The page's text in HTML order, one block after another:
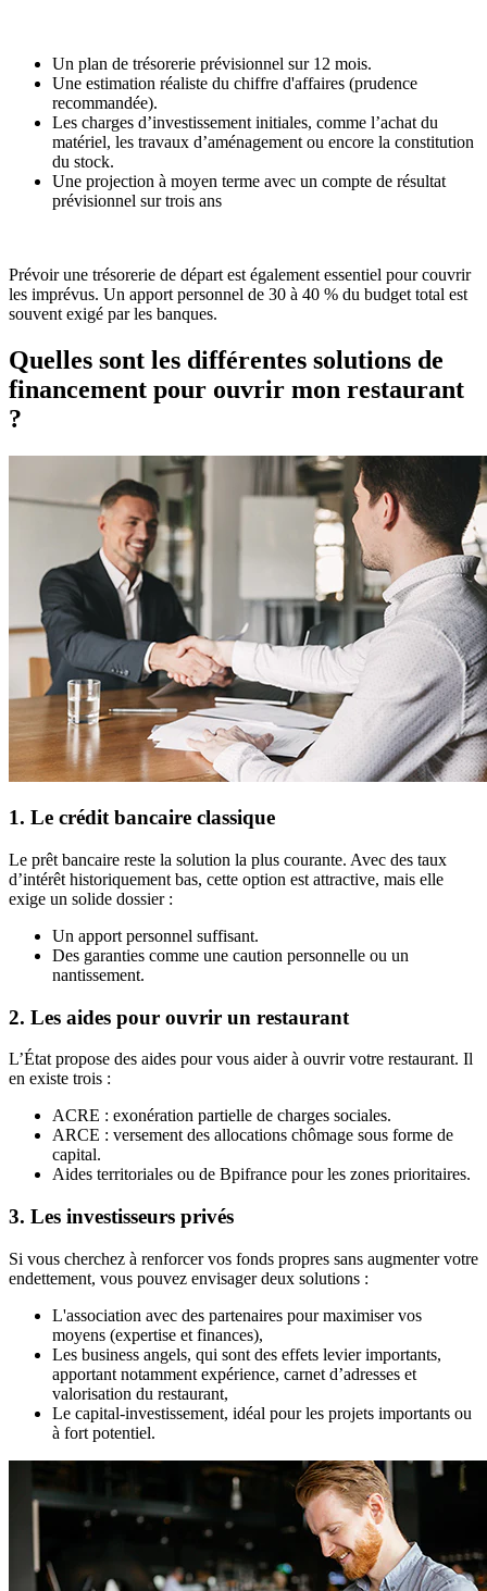
Un plan de trésorerie prévisionnel sur 12 mois.
Une estimation réaliste du chiffre d'affaires (prudence
recommandée).
Les charges d’investissement initiales, comme l’achat du
matériel, les travaux d’aménagement ou encore la constitution
du stock.
Une projection à moyen terme avec un compte de résultat
prévisionnel sur trois ans
Prévoir une trésorerie de départ est également essentiel pour couvrir
les imprévus. Un apport personnel de 30 à 40 % du budget total est
souvent exigé par les banques.
Quelles sont les différentes solutions de
financement pour ouvrir mon restaurant
?
1. Le crédit bancaire classique
Le prêt bancaire reste la solution la plus courante. Avec des taux
d’intérêt historiquement bas, cette option est attractive, mais elle
exige un solide dossier :
Un apport personnel suffisant.
Des garanties comme une caution personnelle ou un
nantissement.
2. Les aides pour ouvrir un restaurant
L’État propose des aides pour vous aider à ouvrir votre restaurant. Il
en existe trois :
ACRE : exonération partielle de charges sociales.
ARCE : versement des allocations chômage sous forme de
capital.
Aides territoriales ou de Bpifrance pour les zones prioritaires.
3. Les investisseurs privés
Si vous cherchez à renforcer vos fonds propres sans augmenter votre
endettement, vous pouvez envisager deux solutions :
L'association avec des partenaires pour maximiser vos
moyens (expertise et finances),
Les business angels, qui sont des effets levier importants,
apportant notamment expérience, carnet d’adresses et
valorisation du restaurant,
Le capital-investissement, idéal pour les projets importants ou
à fort potentiel.